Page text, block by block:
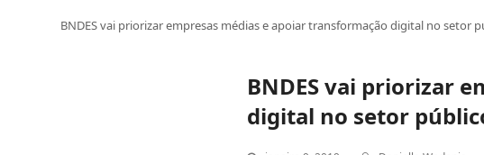
BNDES vai priorizar empresas médias e apoiar transformação digital no setor
BNDES vai priorizar
digital no setor